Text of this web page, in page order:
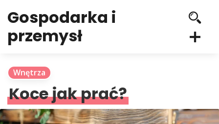
Gospodarka i
przemysł
Wnętrza
Koce jak prać?